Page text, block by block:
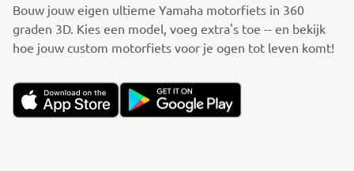
Bouw jouw eigen ultieme Yamaha motorfiets in 360
graden 3D. Kies een model, voeg extra's toe -- en bekijk
hoe jouw custom motorfiets voor je ogen tot leven komt!